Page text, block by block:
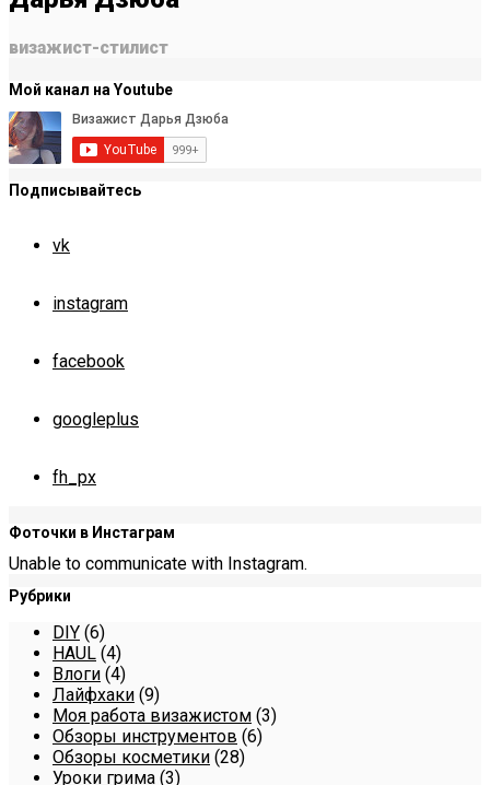
визажист-стилист
Мой канал на Youtube
Подписывайтесь
vk
instagram
facebook
googleplus
fh_px
Фоточки в Инстаграм
Unable to communicate with Instagram.
Рубрики
DIY (6)
HAUL (4)
Влоги (4)
Лайфхаки (9)
Моя работа визажистом (3)
Обзоры инструментов (6)
Обзоры косметики (28)
Уроки грима (3)